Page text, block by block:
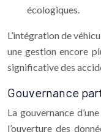
écologiques.
L’intégration de
une gestion encore
significative des
Gouvernance
La gouvernance
l’ouverture des